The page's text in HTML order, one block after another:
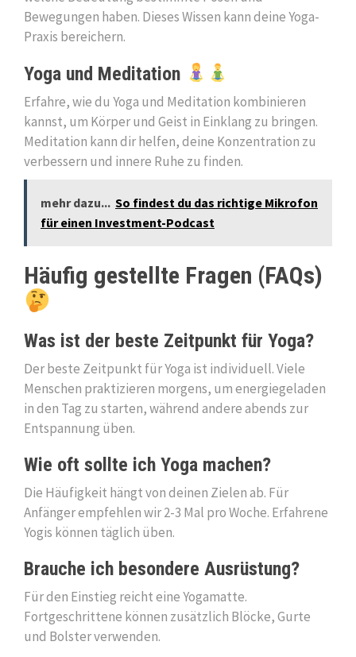
Bewegungen haben. Dieses Wissen kann deine Yoga-
Praxis bereichern.
Yoga und Meditation
Erfahre, wie du Yoga und Meditation kombinieren
kannst, um Körper und Geist in Einklang zu bringen.
Meditation kann dir helfen, deine Konzentration zu
verbessern und innere Ruhe zu finden.
mehr dazu... So findest du das richtige Mikrofon
für einen Investment-Podcast
Häufig gestellte Fragen (FAQs)
Was ist der beste Zeitpunkt für Yoga?
Der beste Zeitpunkt für Yoga ist individuell. Viele
Menschen praktizieren morgens, um energiegeladen
in den Tag zu starten, während andere abends zur
Entspannung üben.
Wie oft sollte ich Yoga machen?
Die Häufigkeit hängt von deinen Zielen ab. Für
Anfänger empfehlen wir 2-3 Mal pro Woche. Erfahrene
Yogis können täglich üben.
Brauche ich besondere Ausrüstung?
Für den Einstieg reicht eine Yogamatte.
Fortgeschrittene können zusätzlich Blöcke, Gurte
und Bolster verwenden.